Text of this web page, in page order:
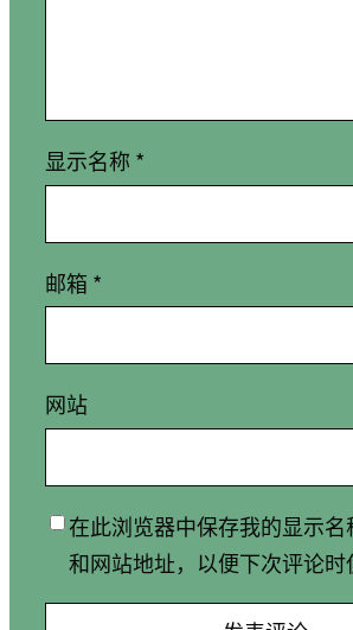
显示名称 *
邮箱 *
网站
在此浏览器中保存我的显示
和网站地址，以便下次评论时